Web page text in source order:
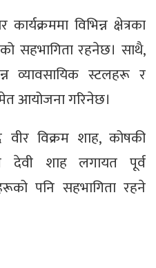
विभिन्न क्षेत्रका
सहभागिता रहनेछ। साथै,
व्यावसायिक स्टलहरू र
आयोजना गरिनेछ।
वीर विक्रम शाह, कोषकी
देवी शाह लगायत पूर्व
पनि सहभागिता रहने